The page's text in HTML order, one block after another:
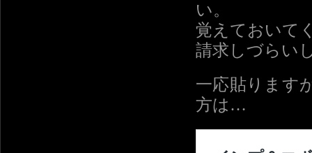
い。
覚えておいて
請求しづらい
一応貼ります
方は…